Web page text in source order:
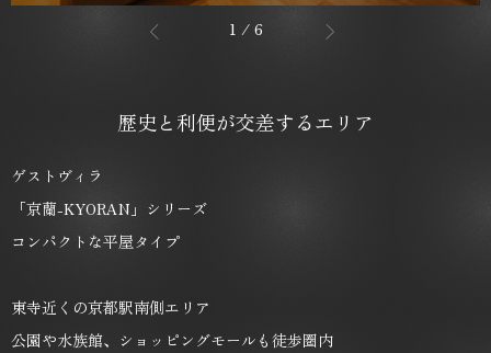
1 / 6
歴史と利便が交差するエリア
ゲストヴィラ
「京蘭-KYORAN」シリーズ
コンパクトな平屋タイプ
東寺近くの京都駅南側エリア
公園や水族館、ショッピングモールも徒歩圏内